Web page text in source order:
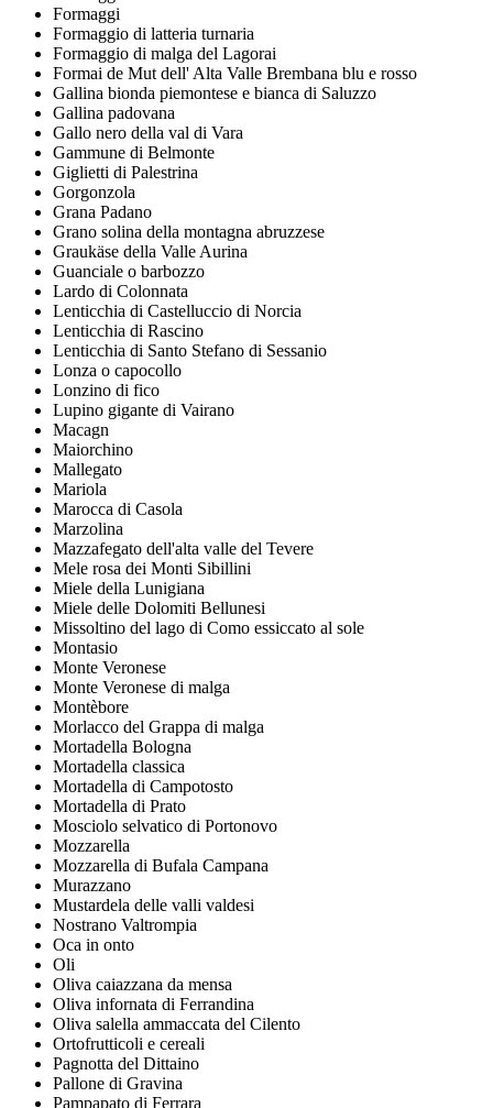
Formaggi
Formaggio di latteria turnaria
Formaggio di malga del Lagorai
Formai de Mut dell' Alta Valle Brembana blu e rosso
Gallina bionda piemontese e bianca di Saluzzo
Gallina padovana
Gallo nero della val di Vara
Gammune di Belmonte
Giglietti di Palestrina
Gorgonzola
Grana Padano
Grano solina della montagna abruzzese
Graukäse della Valle Aurina
Guanciale o barbozzo
Lardo di Colonnata
Lenticchia di Castelluccio di Norcia
Lenticchia di Rascino
Lenticchia di Santo Stefano di Sessanio
Lonza o capocollo
Lonzino di fico
Lupino gigante di Vairano
Macagn
Maiorchino
Mallegato
Mariola
Marocca di Casola
Marzolina
Mazzafegato dell'alta valle del Tevere
Mele rosa dei Monti Sibillini
Miele della Lunigiana
Miele delle Dolomiti Bellunesi
Missoltino del lago di Como essiccato al sole
Montasio
Monte Veronese
Monte Veronese di malga
Montèbore
Morlacco del Grappa di malga
Mortadella Bologna
Mortadella classica
Mortadella di Campotosto
Mortadella di Prato
Mosciolo selvatico di Portonovo
Mozzarella
Mozzarella di Bufala Campana
Murazzano
Mustardela delle valli valdesi
Nostrano Valtrompia
Oca in onto
Oli
Oliva caiazzana da mensa
Oliva infornata di Ferrandina
Oliva salella ammaccata del Cilento
Ortofrutticoli e cereali
Pagnotta del Dittaino
Pallone di Gravina
Pampapato di Ferrara